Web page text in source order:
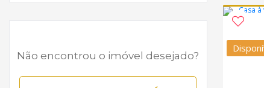
Não encontrou o imóvel desejado?